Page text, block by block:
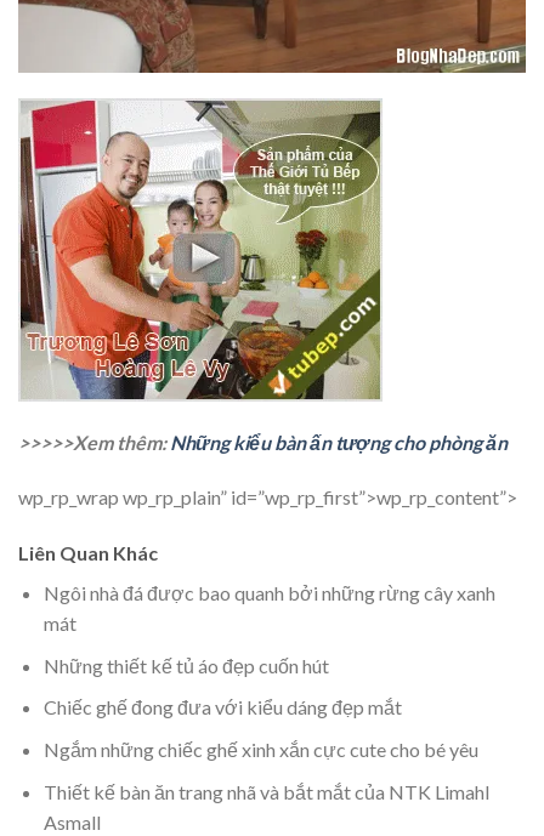
>>>>>Xem thêm:Những kiểu bàn ấn tượng cho phòng ăn
wp_rp_wrap wp_rp_plain” id=”wp_rp_first”>wp_rp_content”>
Liên Quan Khác
Ngôi nhà đá được bao quanh bởi những rừng cây xanh
mát
Những thiết kế tủ áo đẹp cuốn hút
Chiếc ghế đong đưa với kiểu dáng đẹp mắt
Ngắm những chiếc ghế xinh xắn cực cute cho bé yêu
Thiết kế bàn ăn trang nhã và bắt mắt của NTK Limahl
Asmall